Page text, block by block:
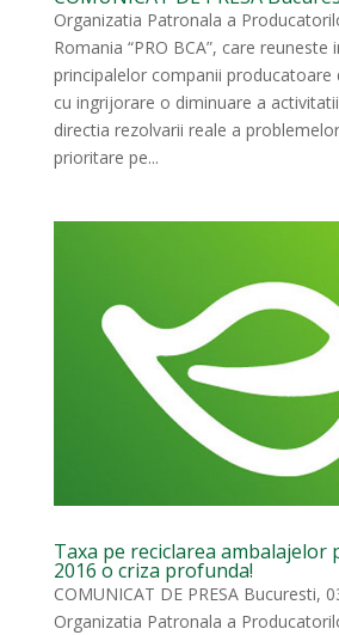
Organizatia Patronala a
Romania “PRO BCA”, care reuneste
principalelor companii producatoare
cu ingrijorare o diminuare a
directia rezolvarii reale a
prioritare pe...
Taxa pe reciclarea ambalajelor
2016 o criza profunda!
COMUNICAT DE PRESA Bucuresti,
Organizatia Patronala a